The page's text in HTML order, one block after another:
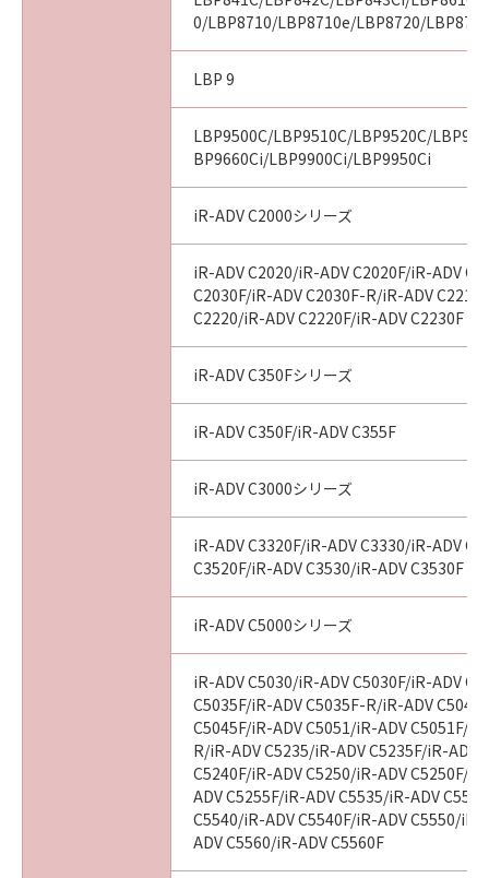
0/LBP8710/LBP8710e/LBP8720/
LBP 9
LBP9500C/LBP9510C/LBP9520C/
BP9660Ci/LBP9900Ci/LBP9950Ci
iR-ADV C2000シリーズ
iR-ADV C2020/iR-ADV C2020F/iR-ADV
C2030F/iR-ADV C2030F-R/iR-ADV
C2220/iR-ADV C2220F/iR-ADV C2230F
iR-ADV C350Fシリーズ
iR-ADV C350F/iR-ADV C355F
iR-ADV C3000シリーズ
iR-ADV C3320F/iR-ADV C3330/iR-ADV
C3520F/iR-ADV C3530/iR-ADV C3530F
iR-ADV C5000シリーズ
iR-ADV C5030/iR-ADV C5030F/iR-ADV
C5035F/iR-ADV C5035F-R/iR-ADV
C5045F/iR-ADV C5051/iR-ADV C5051F/
R/iR-ADV C5235/iR-ADV C5235F/iR-ADV
C5240F/iR-ADV C5250/iR-ADV C5250F/
ADV C5255F/iR-ADV C5535/iR-ADV
C5540/iR-ADV C5540F/iR-ADV C5550/iR-
ADV C5560/iR-ADV C5560F